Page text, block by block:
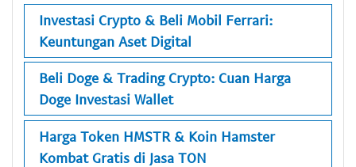
Investasi Crypto & Beli Mobil Ferrari:
Keuntungan Aset Digital
Beli Doge & Trading Crypto: Cuan Harga
Doge Investasi Wallet
Harga Token HMSTR & Koin Hamster
Kombat Gratis di Jasa TON